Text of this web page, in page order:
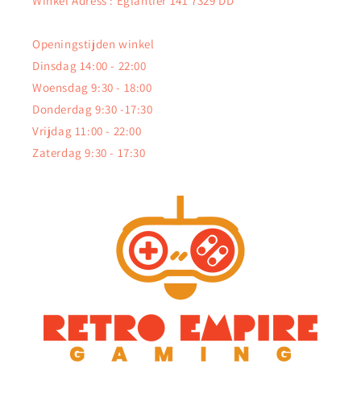
Openingstijden winkel
Dinsdag 14:00 - 22:00
Woensdag 9:30 - 18:00
Donderdag 9:30 -17:30
Vrijdag 11:00 - 22:00
Zaterdag 9:30 - 17:30